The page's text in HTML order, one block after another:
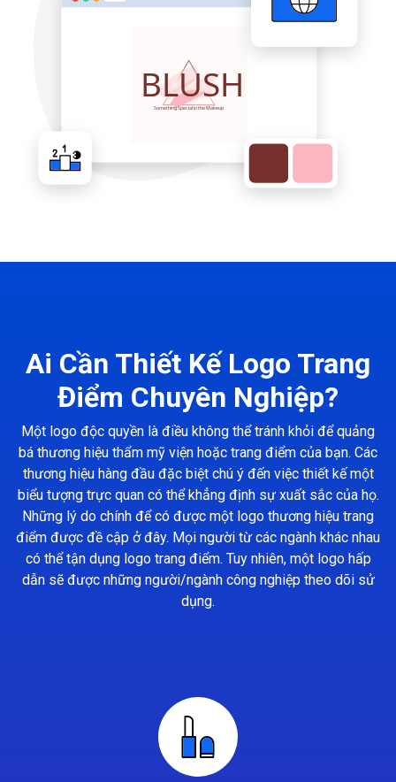
Ai Cần Thiết Kế Logo Trang
Điểm Chuyên Nghiệp?
Một logo độc quyền là điều không thể tránh khỏi để quảng
bá thương hiệu thẩm mỹ viện hoặc trang điểm của bạn. Các
thương hiệu hàng đầu đặc biệt chú ý đến việc thiết kế một
biểu tượng trực quan có thể khẳng định sự xuất sắc của họ.
Những lý do chính để có được một logo thương hiệu trang
điểm được đề cập ở đây. Mọi người từ các ngành khác nhau
có thể tận dụng logo trang điểm. Tuy nhiên, một logo hấp
dẫn sẽ được những người/ngành công nghiệp theo dõi sử
dụng.